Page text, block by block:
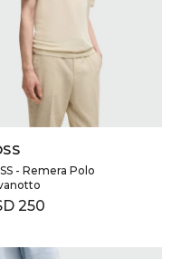
SELECCIONAR TALLE
- Remera Polo
250